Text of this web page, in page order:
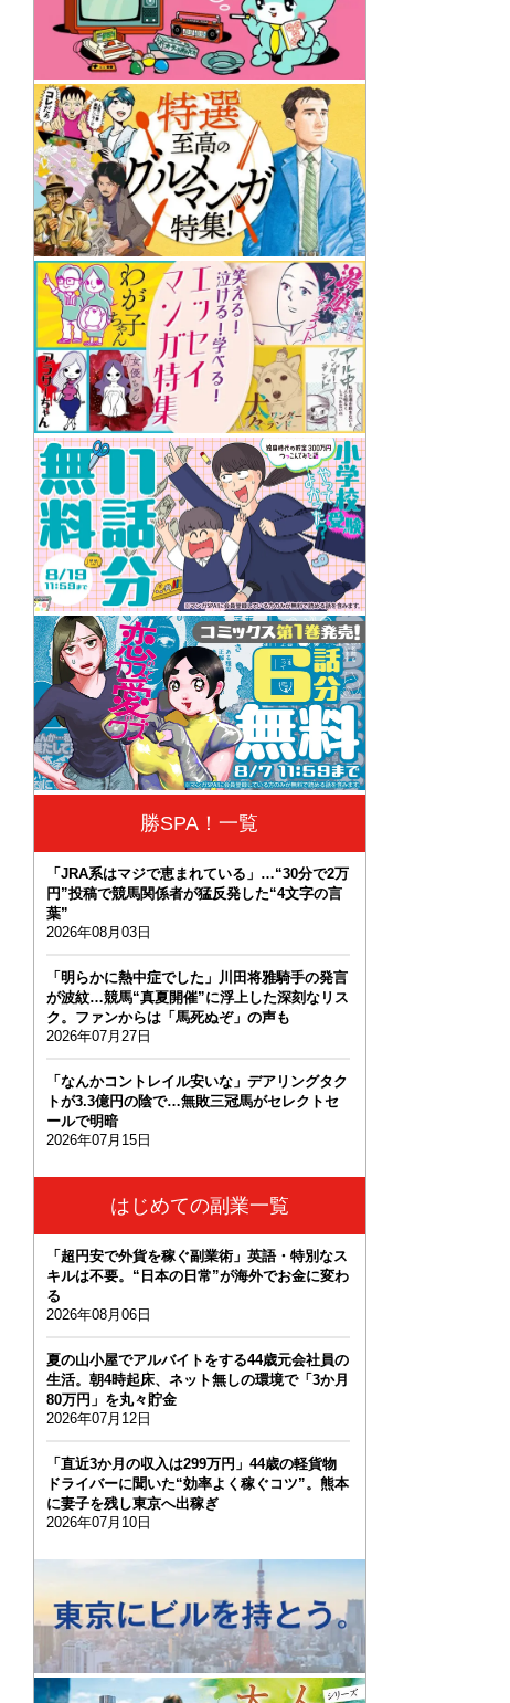
勝SPA！一覧
「JRA系はマジで恵まれている」…“30分で2万
円”投稿で競馬関係者が猛反発した“4文字の言
葉”
2026年08月03日
「明らかに熱中症でした」川田将雅騎手の発言
が波紋…競馬“真夏開催”に浮上した深刻なリス
ク。ファンからは「馬死ぬぞ」の声も
2026年07月27日
「なんかコントレイル安いな」デアリングタク
トが3.3億円の陰で…無敗三冠馬がセレクトセ
ールで明暗
2026年07月15日
はじめての副業一覧
「超円安で外貨を稼ぐ副業術」英語・特別なス
キルは不要。“日本の日常”が海外でお金に変わ
る
2026年08月06日
夏の山小屋でアルバイトをする44歳元会社員の
生活。朝4時起床、ネット無しの環境で「3か月
80万円」を丸々貯金
2026年07月12日
「直近3か月の収入は299万円」44歳の軽貨物
ドライバーに聞いた“効率よく稼ぐコツ”。熊本
に妻子を残し東京へ出稼ぎ
2026年07月10日